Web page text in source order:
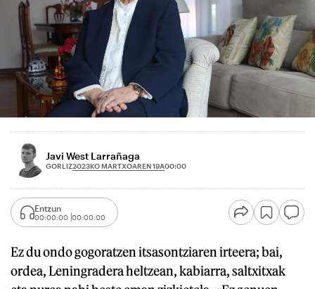
Javi West Larrañaga
GORLIZ2023KO MARTXOAREN 19A00:00
Entzun
00:00:00 00:00:00
Ez du ondo gogoratzen itsasontziaren irteera; bai,
ordea, Leningradera heltzean, kabiarra, saltxitxak